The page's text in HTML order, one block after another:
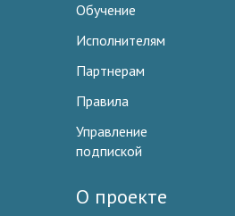
Обучение
Исполнителям
Партнерам
Правила
Управление
подпиской
О проекте